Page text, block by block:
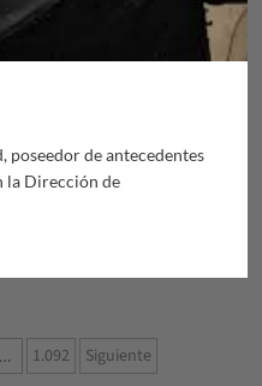
poseedor de antecedentes
la Dirección de
… 1.092 Siguiente